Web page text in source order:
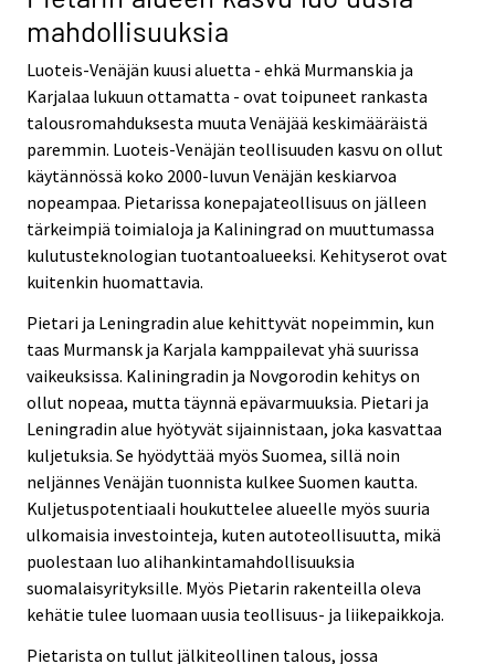
mahdollisuuksia
Luoteis-Venäjän kuusi aluetta - ehkä Murmanskia ja
Karjalaa lukuun ottamatta - ovat toipuneet rankasta
talousromahduksesta muuta Venäjää keskimääräistä
paremmin. Luoteis-Venäjän teollisuuden kasvu on ollut
käytännössä koko 2000-luvun Venäjän keskiarvoa
nopeampaa. Pietarissa konepajateollisuus on jälleen
tärkeimpiä toimialoja ja Kaliningrad on muuttumassa
kulutusteknologian tuotantoalueeksi. Kehityserot ovat
kuitenkin huomattavia.
Pietari ja Leningradin alue kehittyvät nopeimmin, kun
taas Murmansk ja Karjala kamppailevat yhä suurissa
vaikeuksissa. Kaliningradin ja Novgorodin kehitys on
ollut nopeaa, mutta täynnä epävarmuuksia. Pietari ja
Leningradin alue hyötyvät sijainnistaan, joka kasvattaa
kuljetuksia. Se hyödyttää myös Suomea, sillä noin
neljännes Venäjän tuonnista kulkee Suomen kautta.
Kuljetuspotentiaali houkuttelee alueelle myös suuria
ulkomaisia investointeja, kuten autoteollisuutta, mikä
puolestaan luo alihankintamahdollisuuksia
suomalaisyrityksille. Myös Pietarin rakenteilla oleva
kehätie tulee luomaan uusia teollisuus- ja liikepaikkoja.
Pietarista on tullut jälkiteollinen talous, jossa